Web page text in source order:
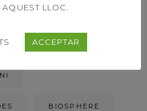
BIOSPHERE
LLOC.
ACCEPTAR